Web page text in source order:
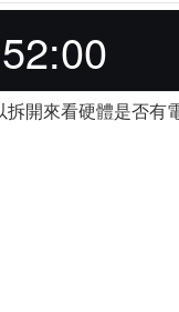
拆開來看硬體是否有